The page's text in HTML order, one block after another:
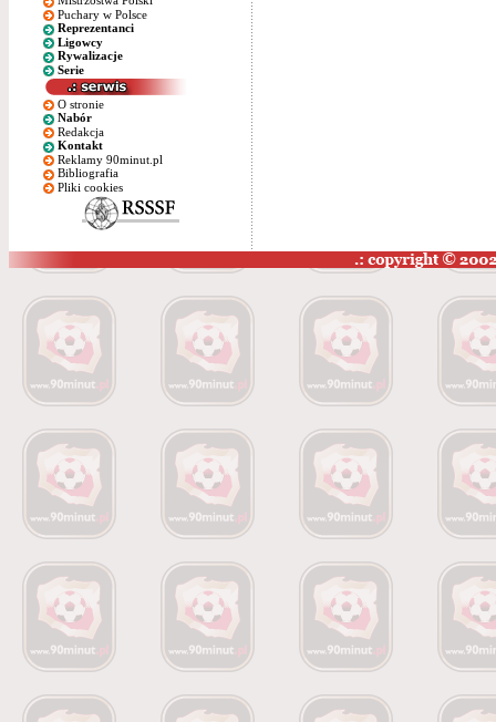
Puchary w Polsce
Reprezentanci
Ligowcy
Rywalizacje
Serie
O stronie
Nabór
Redakcja
Kontakt
Reklamy 90minut.pl
Bibliografia
Pliki cookies